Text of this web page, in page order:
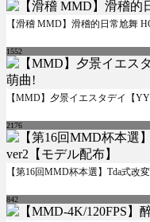
【滑稽 MMD】滑稽的日常尬舞
1552
【MMD】夕景イエスタデイ【
2176
【第16回MMD杯本選】Tda式改
842